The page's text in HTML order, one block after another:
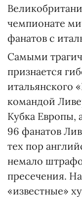
чемпионате
фанатов с
Самыми
признается
итальянского
командой
Кубка Европы,
96 фанатов
тех пор
немало
пресечения.
«известные»